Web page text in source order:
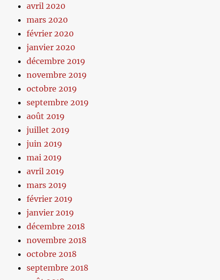
avril 2020
mars 2020
février 2020
janvier 2020
décembre 2019
novembre 2019
octobre 2019
septembre 2019
août 2019
juillet 2019
juin 2019
mai 2019
avril 2019
mars 2019
février 2019
janvier 2019
décembre 2018
novembre 2018
octobre 2018
septembre 2018